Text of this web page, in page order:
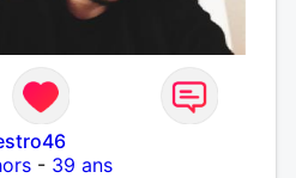
- 39 ans